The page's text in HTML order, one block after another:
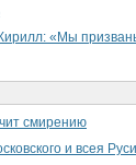
«Мы
смирению
и всея